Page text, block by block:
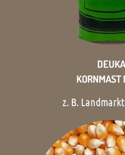
DEUKA
KORNMAST
z. B.